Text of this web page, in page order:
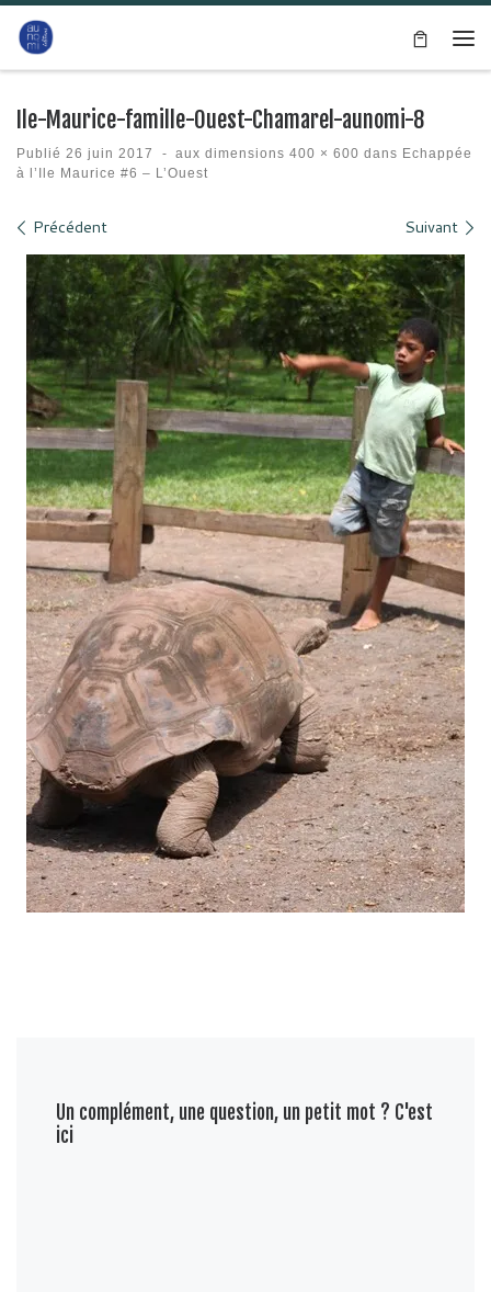
Passer au contenu
Ile-Maurice-famille-Ouest-Chamarel-aunomi-8
Publié 26 juin 2017 - aux dimensions 400 × 600 dans Echappée
à l’Ile Maurice #6 – L’Ouest
Navigation des images
Précédent Suivant
Un complément, une question, un petit mot ? C'est
ici